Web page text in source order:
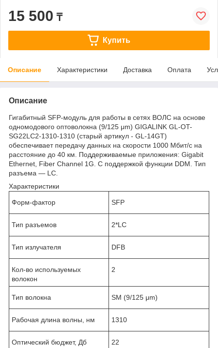
15 500 ₸
Купить
Описание Характеристики Доставка Оплата
Описание
Гигабитный SFP-модуль для работы в сетях ВОЛС на основе
одномодового оптоволокна (9/125 μm) GIGALINK GL-OT-
SG22LC2-1310-1310 (старый артикул - GL-14GT)
обеспечивает передачу данных на скорости 1000 Мбит/с на
расстояние до 40 км. Поддерживаемые приложения: Gigabit
Ethernet, Fiber Channel 1G. C поддержкой функции DDM. Тип
разъема — LC.
Характеристики
Форм-фактор SFP
Тип разъемов 2*LC
Тип излучателя DFB
Кол-во используемых
волокон
2
Тип волокна SМ (9/125 μm)
Рабочая длина волны, нм 1310
Оптический бюджет, Дб 22